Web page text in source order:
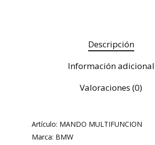
Descripción
Información adicional
Valoraciones (0)
Artículo: MANDO MULTIFUNCION
Marca: BMW